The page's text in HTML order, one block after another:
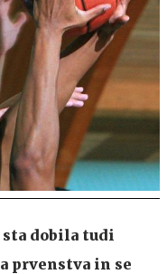
dobila tudi
prvenstva in se